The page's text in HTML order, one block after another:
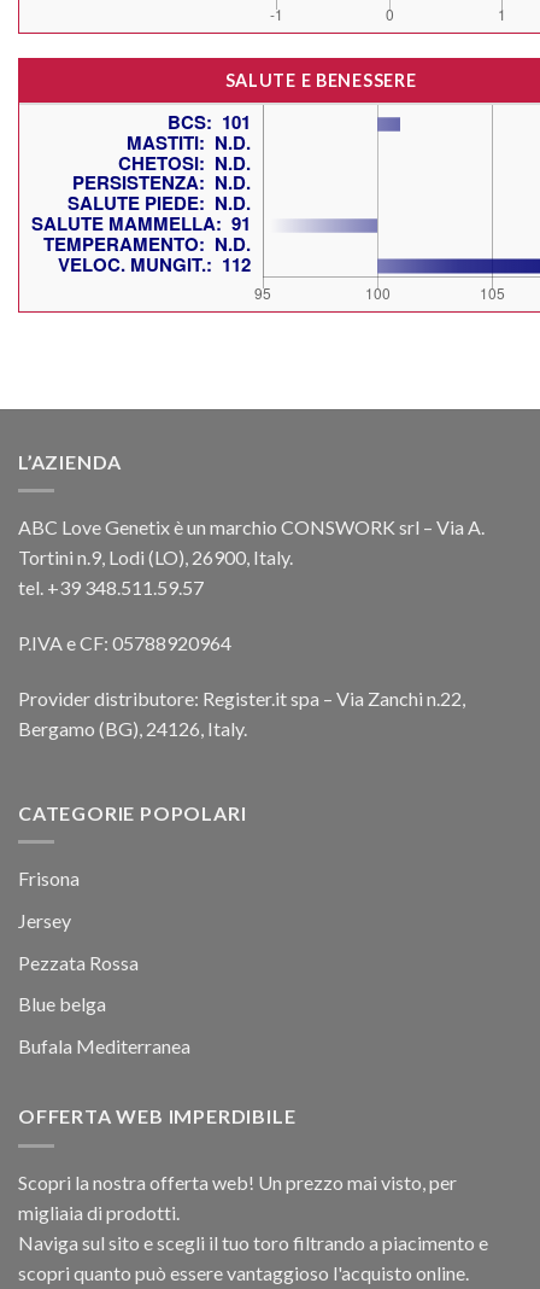
SALUTE E BENESSERE
L’AZIENDA
ABC Love Genetix è un marchio CONSWORK srl – Via A.
Tortini n.9, Lodi (LO), 26900, Italy.
tel. +39 348.511.59.57
P.IVA e CF: 05788920964
Provider distributore: Register.it spa – Via Zanchi n.22,
Bergamo (BG), 24126, Italy.
CATEGORIE POPOLARI
Frisona
Jersey
Pezzata Rossa
Blue belga
Bufala Mediterranea
OFFERTA WEB IMPERDIBILE
Scopri la nostra offerta web! Un prezzo mai visto, per
migliaia di prodotti.
Naviga sul sito e scegli il tuo toro filtrando a piacimento e
scopri quanto può essere vantaggioso l'acquisto online.